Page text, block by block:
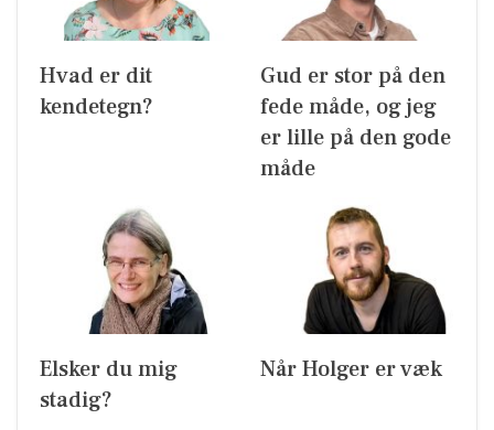
Hvad er dit
kendetegn?
Gud er stor på den
fede måde, og jeg
er lille på den gode
måde
Elsker du mig
stadig?
Når Holger er væk